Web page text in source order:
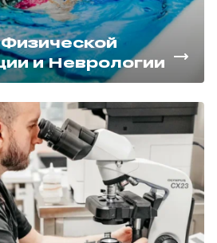
и Неврологии